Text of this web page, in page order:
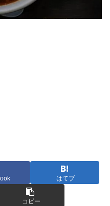
はてブ
コピー